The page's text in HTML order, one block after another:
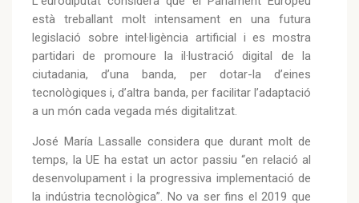
està treballant molt intensament en una futura
legislació sobre intel·ligència artificial i es mostra
partidari de promoure la il·lustració digital de la
ciutadania, d’una banda, per dotar-la d’eines
tecnològiques i, d’altra banda, per facilitar l’adaptació
a un món cada vegada més digitalitzat.
José María Lassalle considera que durant molt de
temps, la UE ha estat un actor passiu “en relació al
desenvolupament i la progressiva implementació de
la indústria tecnològica”. No va ser fins el 2019 que